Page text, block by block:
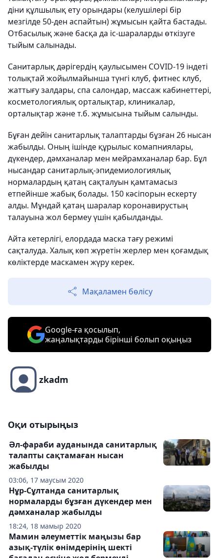
діни құлшылық ету орындары (келушілері бір
мезгілде 50-ден аспайтын) жұмысын қайта бастады.
Отбасылық және басқа да іс-шараларды өткізуге
тыйым салынады.
Санитарлық дәрігердің қаулысымен COVID-19 індеті
толықтай жойылмайынша түнгі клуб, фитнес клуб,
жаттығу залдары, спа салондар, массаж кабинеттері,
косметологиялық орталықтар, клиникалар,
орталықтар және т.б. жұмысына тыйым салынды.
Бұған дейін санитарлық талаптарды бұзған 26 нысан
жабылды. Оның ішінде құрылыс комапниялары,
дүкендер, дәмханалар мен мейрамханалар бар. Бұл
нысандар санитарлық-эпидемиологиялық
нормалардың қатаң сақталуын қамтамасыз
етпейінше жабық болады. 150 кәсіпорын ескерту
алды. Мұндай қатаң шаралар коронавирустың
талауына жол бермеу үшін қабылданды.
Айта кетерлігі, елордада маска тағу режимі
сақталуда. Халық көп жүретін жерлер мен қоғамдық
көліктерде маскамен жүру керек.
Мақаламен бөлісу
Google-ға қосылып,
жаңалықтарды бірінші болып оқыңыз
zkadm
Оқи отырыңыз
03:06, 17 маусым 2020
Әл-фараби ауданында санитарлық
талапты сақтамаған нысан
жабылды
18:24, 18 мамыр 2020
Нұр-Сұлтанда санитарлық
нормаларды бұзған дүкендер мен
дәмханалар жабылды
Мамин әлеуметтік маңызы бар
азық-түлік өнімдерінің шекті